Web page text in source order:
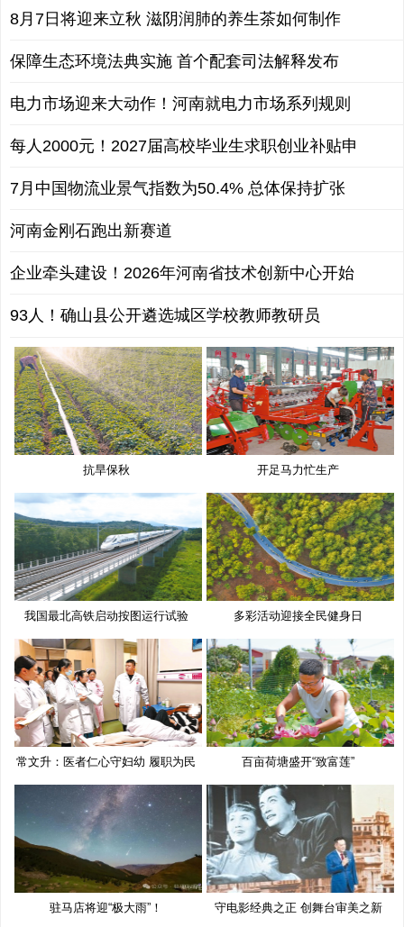
8月7日将迎来立秋 滋阴润肺的养生茶如何制作
保障生态环境法典实施 首个配套司法解释发布
电力市场迎来大动作！河南就电力市场系列规则
每人2000元！2027届高校毕业生求职创业补贴申
7月中国物流业景气指数为50.4% 总体保持扩张
河南金刚石跑出新赛道
企业牵头建设！2026年河南省技术创新中心开始
93人！确山县公开遴选城区学校教师教研员
抗旱保秋 开足马力忙生产
我国最北高铁启动按图运行试验 多彩活动迎接全民健身日
常文升：医者仁心守妇幼 履职为民 百亩荷塘盛开“致富莲”
驻马店将迎“极大雨”！ 守电影经典之正 创舞台审美之新